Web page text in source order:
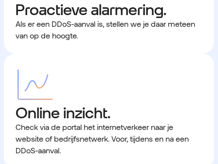
Proactieve alarmering.
Als er een DDoS-aanval is, stellen we je daar meteen
van op de hoogte.
Online inzicht.
Check via de portal het internetverkeer naar je
website of bedrijfsnetwerk. Voor, tijdens en na een
DDoS-aanval.